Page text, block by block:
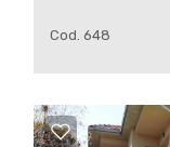
Cod. 648